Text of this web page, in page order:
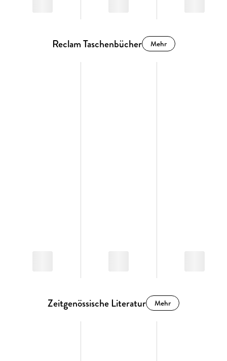
Reclam Taschenbücher Mehr
Zeitgenössische Literatur Mehr